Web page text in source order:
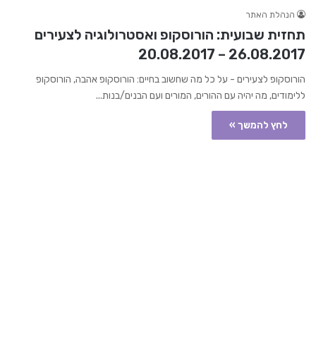
הנהלת האתר
תחזית שבועית: הורוסקופ ואסטרולוגיה לצעירים
26.08.2017 – 20.08.2017
הורוסקופ לצעירים - על כל מה שחשוב בחיים: הורוסקופ אהבה, הורוסקופ
ללימודים, מה יהיה עם ההורים, המורים ועם הבנים/בנות...
לחץ להמשך »